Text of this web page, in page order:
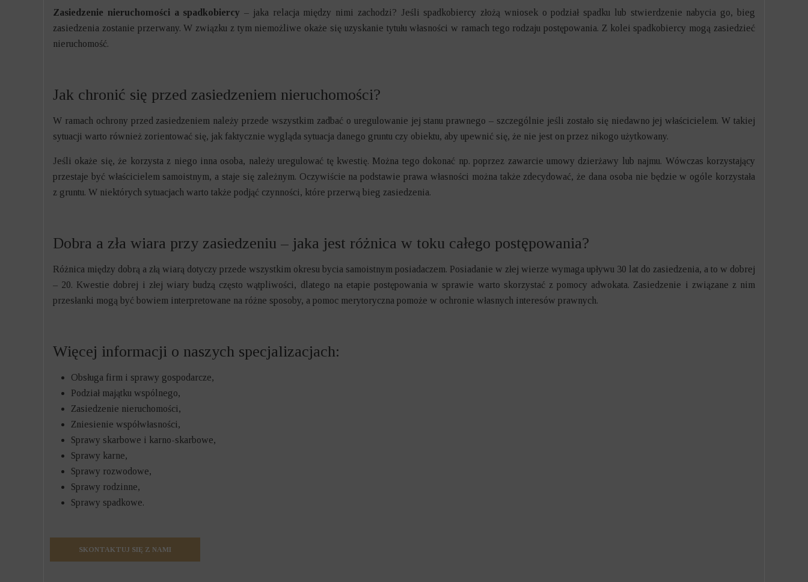
SKONTAKTUJ SIĘ Z NAMI
Zasiedzenie nieruchomości a spadkobiercy– jaka relacja między nimi zachodzi? Jeśli spadkobiercy złożą wniosek o podział spadku lub stwierdzenie nabycia go, bieg
zasiedzenia zostanie przerwany. W związku z tym niemożliwe okaże się uzyskanie tytułu własności w ramach tego rodzaju postępowania. Z kolei spadkobiercy mogą zasiedzieć
nieruchomość.
Jak chronić się przed zasiedzeniem nieruchomości?
W ramach ochrony przed zasiedzeniem należy przede wszystkim zadbać o uregulowanie jej stanu prawnego – szczególnie jeśli zostało się niedawno jej właścicielem. W takiej
sytuacji warto również zorientować się, jak faktycznie wygląda sytuacja danego gruntu czy obiektu, aby upewnić się, że nie jest on przez nikogo użytkowany.
Jeśli okaże się, że korzysta z niego inna osoba, należy uregulować tę kwestię. Można tego dokonać np. poprzez zawarcie umowy dzierżawy lub najmu. Wówczas korzystający
przestaje być właścicielem samoistnym, a staje się zależnym. Oczywiście na podstawie prawa własności można także zdecydować, że dana osoba nie będzie w ogóle korzystała
z gruntu. W niektórych sytuacjach warto także podjąć czynności, które przerwą bieg zasiedzenia.
Dobra a zła wiara przy zasiedzeniu – jaka jest różnica w toku całego postępowania?
Różnica między dobrą a złą wiarą dotyczy przede wszystkim okresu bycia samoistnym posiadaczem. Posiadanie w złej wierze wymaga upływu 30 lat do zasiedzenia, a to w dobrej
– 20. Kwestie dobrej i złej wiary budzą często wątpliwości, dlatego na etapie postępowania w sprawie warto skorzystać z pomocy adwokata. Zasiedzenie i związane z nim
przesłanki mogą być bowiem interpretowane na różne sposoby, a pomoc merytoryczna pomoże w ochronie własnych interesów prawnych.
Więcej informacji o naszych specjalizacjach:
Obsługa firm i sprawy gospodarcze,
Podział majątku wspólnego,
Zasiedzenie nieruchomości,
Zniesienie współwłasności,
Sprawy skarbowe i karno-skarbowe,
Sprawy karne,
Sprawy rozwodowe,
Sprawy rodzinne,
Sprawy spadkowe.